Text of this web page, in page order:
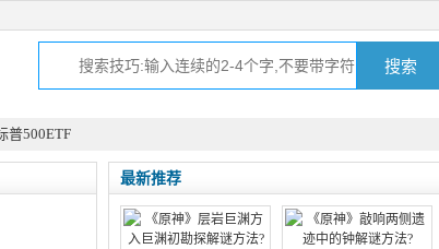
普500ETF
最新推荐